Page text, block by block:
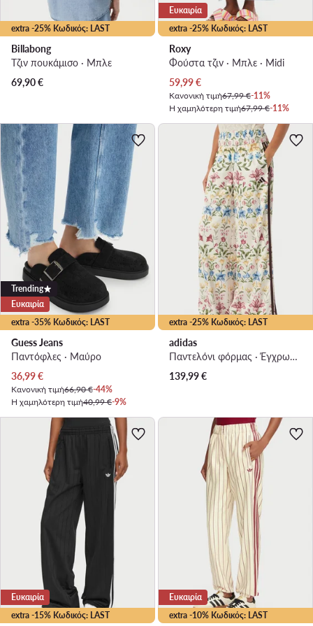
extra -25% Κωδικός: LAST
Billabong
Τζιν πουκάμισο · Μπλε
69,90€
extra -25% Κωδικός: LAST
Ευκαιρία
Roxy
Φούστα τζιν · Μπλε · Midi
Τρέχουσα τιμή
59,99€
Κανονική τιμή67,99 €-11%
Η χαμηλότερη τιμή67,99 €-11%
extra -35% Κωδικός: LAST
Trending
Ευκαιρία
Guess Jeans
Παντόφλες · Μαύρο
Τρέχουσα τιμή
36,99€
Κανονική τιμή66,90 €-44%
Η χαμηλότερη τιμή40,99 €-9%
extra -25% Κωδικός: LAST
adidas
Παντελόνι φόρμας · Έγχρωμο · Relaxed Fit
139,99€
extra -15% Κωδικός: LAST
Ευκαιρία
extra -10% Κωδικός: LAST
Ευκαιρία